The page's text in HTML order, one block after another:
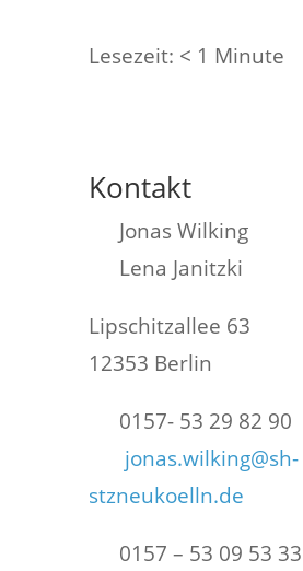
Lesezeit: < 1 Minute
Kontakt
Jonas Wilking
Lena Janitzki
Lipschitzallee 63
12353 Berlin
0157- 53 29 82 90
jonas.wilking@sh-
stzneukoelln.de
0157 – 53 09 53 33